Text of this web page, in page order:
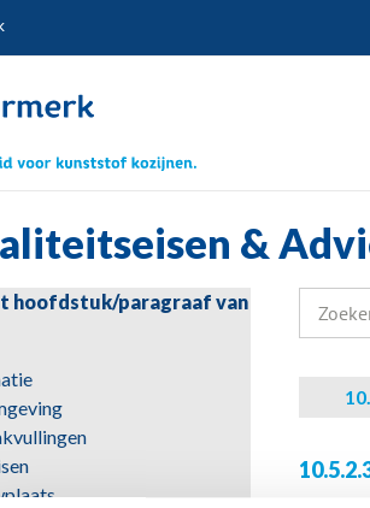
&
hoofdstuk/paragraaf van
Zoeken
naar: